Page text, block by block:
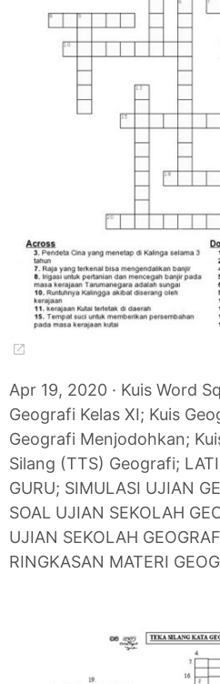
Apr 19, 2020 · Kuis Word
Geografi Kelas XI; Kuis
Geografi Menjodohkan;
Silang (TTS) Geografi;
GURU; SIMULASI UJIAN
SOAL UJIAN SEKOLAH
UJIAN SEKOLAH
RINGKASAN MATERI